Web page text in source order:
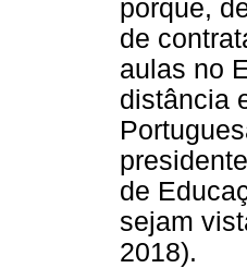
porque,
de
aulas no
distância
de
sejam
2018).